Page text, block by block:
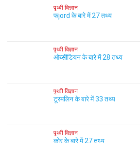
पृथ्वी विज्ञान
फjord के बारे में 27 तथ्य
पृथ्वी विज्ञान
ओब्सीडियन के बारे में 28 तथ्य
पृथ्वी विज्ञान
टूरमलिन के बारे में 33 तथ्य
पृथ्वी विज्ञान
कोर के बारे में 27 तथ्य